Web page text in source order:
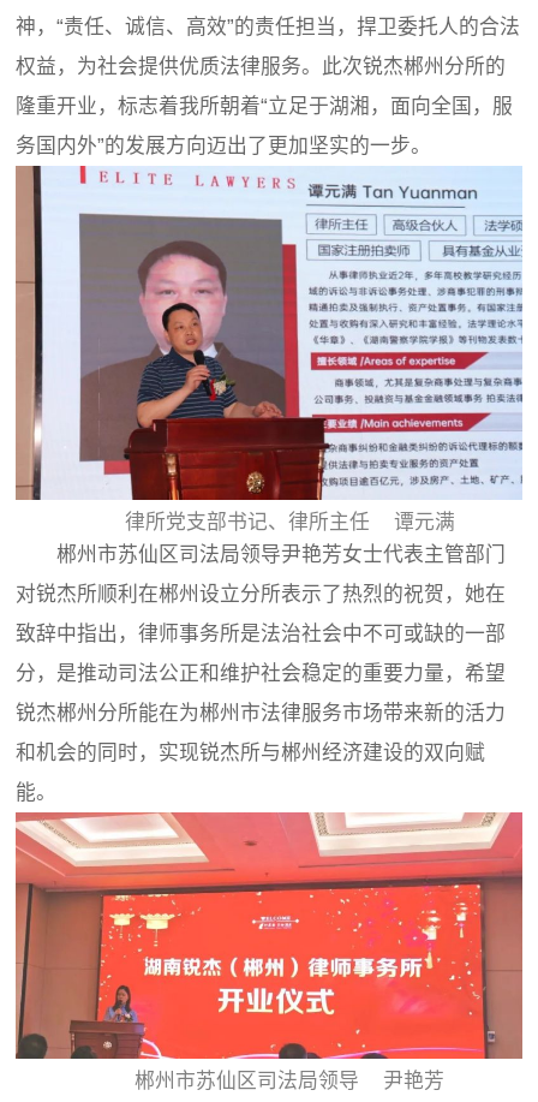
神，“责任、诚信、高效”的责任担当，捍卫委托人的合法
权益，为社会提供优质法律服务。此次锐杰郴州分所的
隆重开业，标志着我所朝着“立足于湖湘，面向全国，服
务国内外”的发展方向迈出了更加坚实的一步。
律所党支部书记、律所主任 谭元满
郴州市苏仙区司法局领导尹艳芳女士代表主管部门
对锐杰所顺利在郴州设立分所表示了热烈的祝贺，她在
致辞中指出，律师事务所是法治社会中不可或缺的一部
分，是推动司法公正和维护社会稳定的重要力量，希望
锐杰郴州分所能在为郴州市法律服务市场带来新的活力
和机会的同时，实现锐杰所与郴州经济建设的双向赋
能。
郴州市苏仙区司法局领导 尹艳芳